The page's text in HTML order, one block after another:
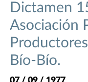
Dictamen
Asociación
Bío-Bío.